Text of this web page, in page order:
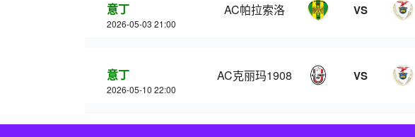
意丁
2026-05-03 21:00
AC帕拉索洛 VS
意丁
2026-05-10 22:00
AC克丽玛1908 VS